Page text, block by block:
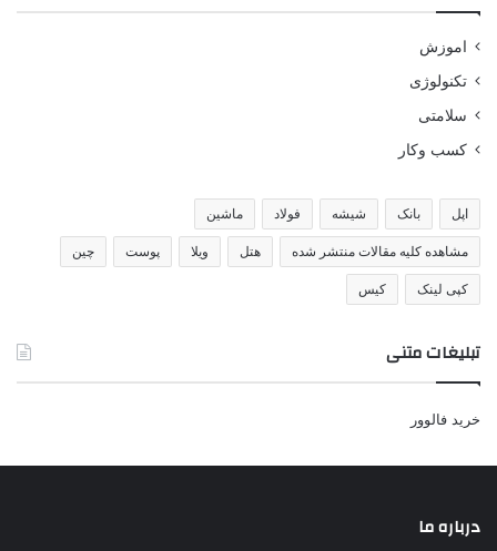
اموزش
تکنولوژی
سلامتی
کسب وکار
اپل بانک شیشه فولاد ماشین
مشاهده کلیه مقالات منتشر شده هتل ویلا پوست چین
کپی لینک کیس
تبلیغات متنی
خرید فالوور
درباره ما